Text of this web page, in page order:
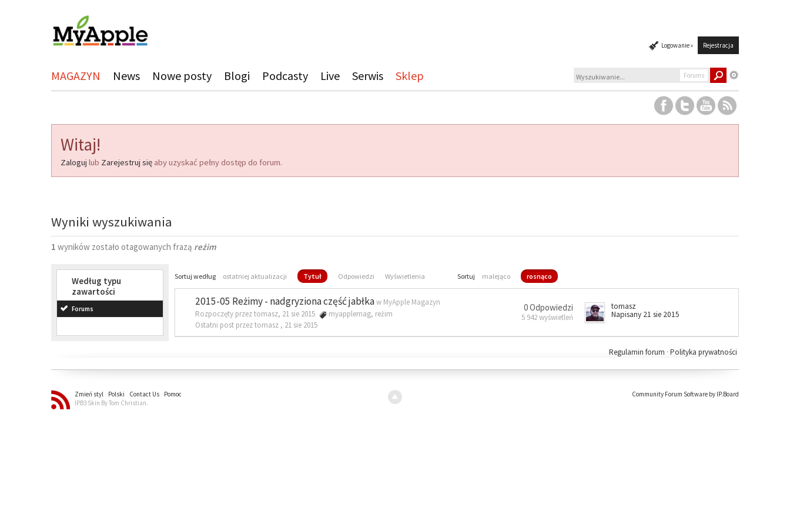
Logowanie » Rejestracja
MAGAZYN News Nowe posty Blogi Podcasty Live Serwis Sklep Forums
Witaj!
Zaloguj lub Zarejestruj się aby uzyskać pełny dostęp do forum.
Wyniki wyszukiwania
1 wyników zostało otagowanych frazą reżim
Według typu
zawartości
Forums
Sortuj według ostatniej aktualizacji Tytuł Odpowiedzi Wyświetlenia Sortuj malejąco rosnąco
2015-05 Reżimy - nadgryziona część jabłkaw MyApple Magazyn
Rozpoczęty przez tomasz, 21 sie 2015
myapplemag, reżim
Ostatni post przez tomasz , 21 sie 2015
0 Odpowiedzi
5 942 wyświetleń
tomasz
Napisany 21 sie 2015
Polityka prywatności
Regulamin forum ·
Zmień styl Polski Contact Us
Pomoc
IPB3 Skin By Tom Christian.
Community Forum Software by IP.Board